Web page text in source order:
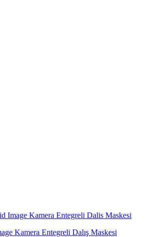
Kamera Entegreli Dalış Maskesi